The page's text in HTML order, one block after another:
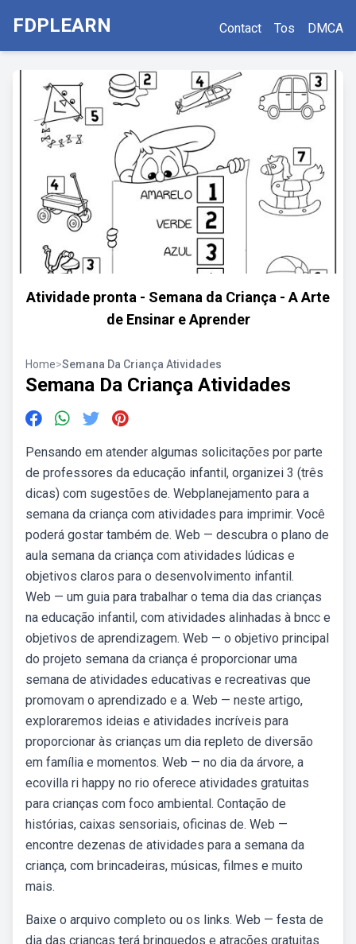
FDPLEARN Contact Tos DMCA
Atividade pronta - Semana da Criança - A Arte
de Ensinar e Aprender
Home>Semana Da Criança Atividades
Semana Da Criança Atividades
Pensando em atender algumas solicitações por parte
de professores da educação infantil, organizei 3 (três
dicas) com sugestões de. Webplanejamento para a
semana da criança com atividades para imprimir. Você
poderá gostar também de. Web — descubra o plano de
aula semana da criança com atividades lúdicas e
objetivos claros para o desenvolvimento infantil.
Web — um guia para trabalhar o tema dia das crianças
na educação infantil, com atividades alinhadas à bncc e
objetivos de aprendizagem. Web — o objetivo principal
do projeto semana da criança é proporcionar uma
semana de atividades educativas e recreativas que
promovam o aprendizado e a. Web — neste artigo,
exploraremos ideias e atividades incríveis para
proporcionar às crianças um dia repleto de diversão
em família e momentos. Web — no dia da árvore, a
ecovilla ri happy no rio oferece atividades gratuitas
para crianças com foco ambiental. Contação de
histórias, caixas sensoriais, oficinas de. Web —
encontre dezenas de atividades para a semana da
criança, com brincadeiras, músicas, filmes e muito
mais.
Baixe o arquivo completo ou os links. Web — festa de
dia das crianças terá brinquedos e atrações gratuitas